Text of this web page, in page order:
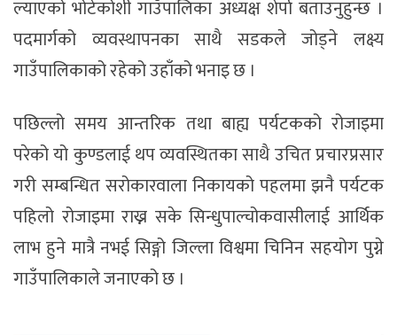
ल्याएको भोटेकोशी गाउँपालिका अध्यक्ष शेर्पा बताउनुहुन्छ ।
पदमार्गको व्यवस्थापनका साथै सडकले जोड्ने लक्ष्य
गाउँपालिकाको रहेको उहाँको भनाइ छ ।
पछिल्लो समय आन्तरिक तथा बाह्य पर्यटकको रोजाइमा
परेको यो कुण्डलाई थप व्यवस्थितका साथै उचित प्रचारप्रसार
गरी सम्बन्धित सरोकारवाला निकायको पहलमा झनै पर्यटक
पहिलो रोजाइमा राख्न सके सिन्धुपाल्चोकवासीलाई आर्थिक
लाभ हुने मात्रै नभई सिङ्गो जिल्ला विश्वमा चिनिन सहयोग पुग्ने
गाउँपालिकाले जनाएको छ ।